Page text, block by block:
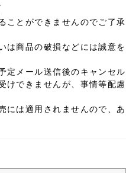
ことができませんのでご了承
は商品の破損などには誠意を
定メール送信後のキャンセル
けできませんが、事情等配慮
には適用されませんので、あ